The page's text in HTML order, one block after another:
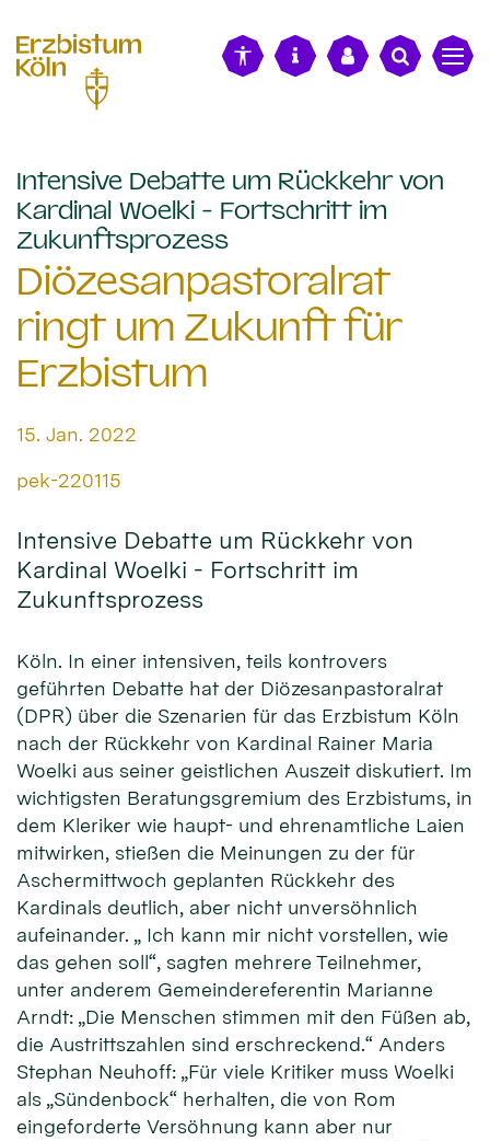
Intensive Debatte um Rückkehr von
Kardinal Woelki - Fortschritt im
Zukunftsprozess:
Diözesanpastoralrat
ringt um Zukunft für
Erzbistum
Datum:
15. Jan. 2022
Von:
pek-220115
Intensive Debatte um Rückkehr von
Kardinal Woelki - Fortschritt im
Zukunftsprozess
Köln. In einer intensiven, teils kontrovers
geführten Debatte hat der Diözesanpastoralrat
(DPR) über die Szenarien für das Erzbistum Köln
nach der Rückkehr von Kardinal Rainer Maria
Woelki aus seiner geistlichen Auszeit diskutiert. Im
wichtigsten Beratungsgremium des Erzbistums, in
dem Kleriker wie haupt- und ehrenamtliche Laien
mitwirken, stießen die Meinungen zu der für
Aschermittwoch geplanten Rückkehr des
Kardinals deutlich, aber nicht unversöhnlich
aufeinander. „ Ich kann mir nicht vorstellen, wie
das gehen soll“, sagten mehrere Teilnehmer,
unter anderem Gemeindereferentin Marianne
Arndt: „Die Menschen stimmen mit den Füßen ab,
die Austrittszahlen sind erschreckend.“ Anders
Stephan Neuhoff: „Für viele Kritiker muss Woelki
als „Sündenbock“ herhalten, die von Rom
eingeforderte Versöhnung kann aber nur